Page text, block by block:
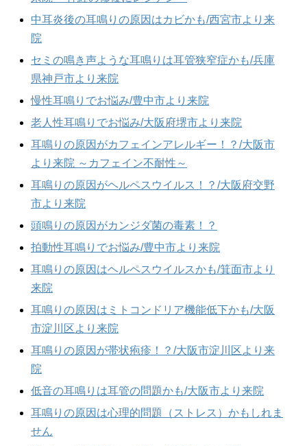
中耳炎後の耳鳴りの原因はカビかも/西宮市より来
院
セミの鳴き声ような耳鳴りは耳管狭窄症かも/兵庫
県神戸市より来院
慢性耳鳴りでお悩み/豊中市より来院
老人性耳鳴りでお悩み/大阪府堺市より来院
耳鳴りの原因がカフェインアレルギー！？/大阪市
より来院 ～カフェイン不耐性～
耳鳴りの原因がヘルペスウイルス！？/大阪府交野
市より来院
頭鳴りの原因がカンジダ菌の毒素！？
拍動性耳鳴りでお悩み/豊中市より来院
耳鳴りの原因はヘルペスウイルスかも/箕面市より
来院
耳鳴りの原因はミトコンドリア機能低下かも/大阪
市淀川区より来院
耳鳴りの原因が帯状疱疹！？/大阪市淀川区より来
院
低音の耳鳴りは耳管の問題かも/大阪市より来院
耳鳴りの原因は心理的問題（ストレス）かもしれま
せん